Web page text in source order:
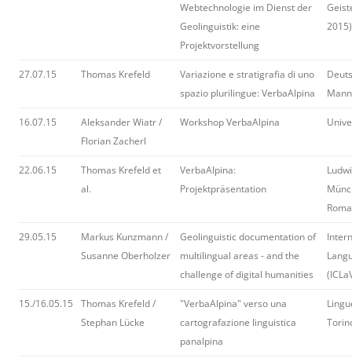
Webtechnologie im Dienst der
Geolinguistik: eine
Projektvorstellung
27.07.15 Thomas Krefeld
Variazione e stratigrafia di uno
spazio plurilingue: VerbaAlpina
16.07.15
Aleksander Wiatr /
Florian Zacherl
Workshop VerbaAlpina
22.06.15
Thomas Krefeld et
al.
VerbaAlpina:
Projektpräsentation
29.05.15
Markus Kunzmann /
Susanne Oberholzer
Geolinguistic documentation of
multilingual areas - and the
challenge of digital humanities
15./16.05.15
Thomas Krefeld /
Stephan Lücke
"VerbaAlpina" verso una
cartografazione linguistica
panalpina